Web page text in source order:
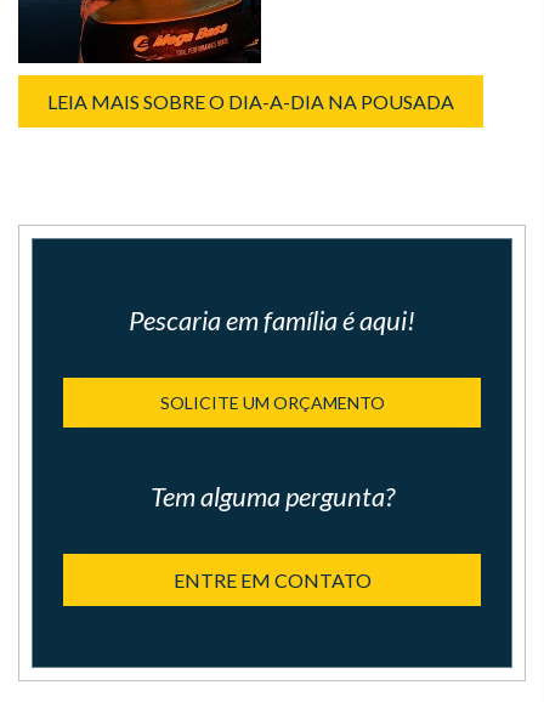
LEIA MAIS SOBRE O DIA-A-DIA NA POUSADA
Pescaria em família é aqui!
SOLICITE UM ORÇAMENTO
Tem alguma pergunta?
ENTRE EM CONTATO